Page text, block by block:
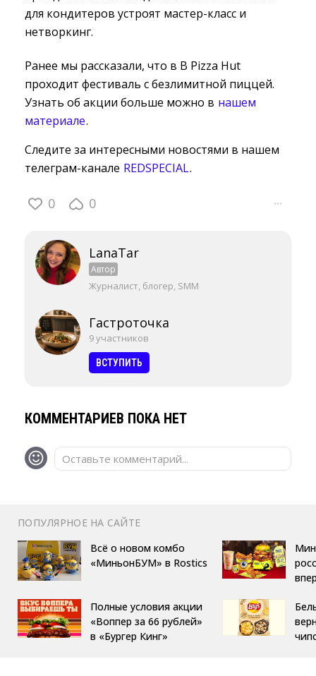
для кондитеров устроят мастер-класс и
нетворкинг.
Ранее мы рассказали, что в В Pizza Hut
проходит фестиваль с безлимитной пиццей.
Узнать об акции больше можно в нашем
материале.
Следите за интересными новостями в нашем
телеграм-канале REDSPECIAL.
0 0 ···
LanaTar
Автор
Журналист, блогер, SMM
Гастроточка
9 участников
ВСТУПИТЬ
КОММЕНТАРИЕВ ПОКА НЕТ
Оставьте комментарий...
ПОПУЛЯРНОЕ НА САЙТЕ
Всё о новом комбо
«МиньонБУМ» в Rostics
Полные условия акции
«Воппер за 66 рублей»
в «Бургер Кинг»